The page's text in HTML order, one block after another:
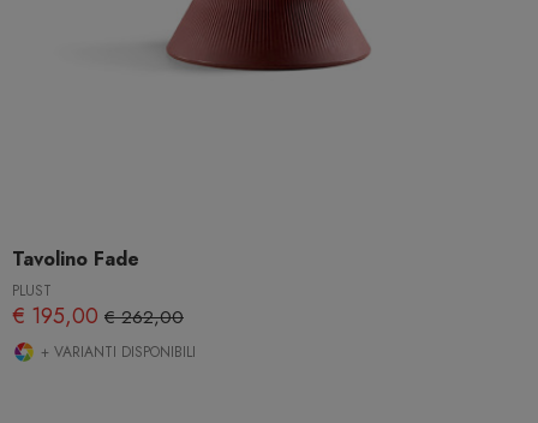
Tavolino Fade
PLUST
€ 195,00 € 262,00
+ VARIANTI DISPONIBILI